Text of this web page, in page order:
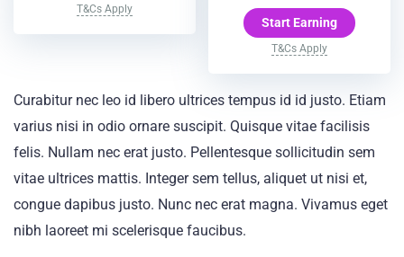
T&Cs Apply
Start Earning
T&Cs Apply
Curabitur nec leo id libero ultrices tempus id id justo. Etiam
varius nisi in odio ornare suscipit. Quisque vitae facilisis
felis. Nullam nec erat justo. Pellentesque sollicitudin sem
vitae ultrices mattis. Integer sem tellus, aliquet ut nisi et,
congue dapibus justo. Nunc nec erat magna. Vivamus eget
nibh laoreet mi scelerisque faucibus.